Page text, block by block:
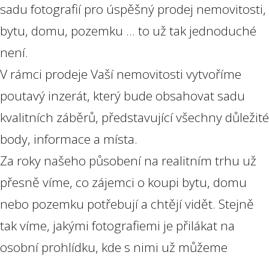
sadu fotografií pro úspěšný prodej nemovitosti,
bytu, domu, pozemku ... to už tak jednoduché
není.
V rámci prodeje Vaší nemovitosti vytvoříme
poutavý inzerát, který bude obsahovat sadu
kvalitních záběrů, představující všechny důležité
body, informace a místa.
Za roky našeho působení na realitním trhu už
přesně víme, co zájemci o koupi bytu, domu
nebo pozemku potřebují a chtějí vidět. Stejně
tak víme, jakými fotografiemi je přilákat na
osobní prohlídku, kde s nimi už můžeme